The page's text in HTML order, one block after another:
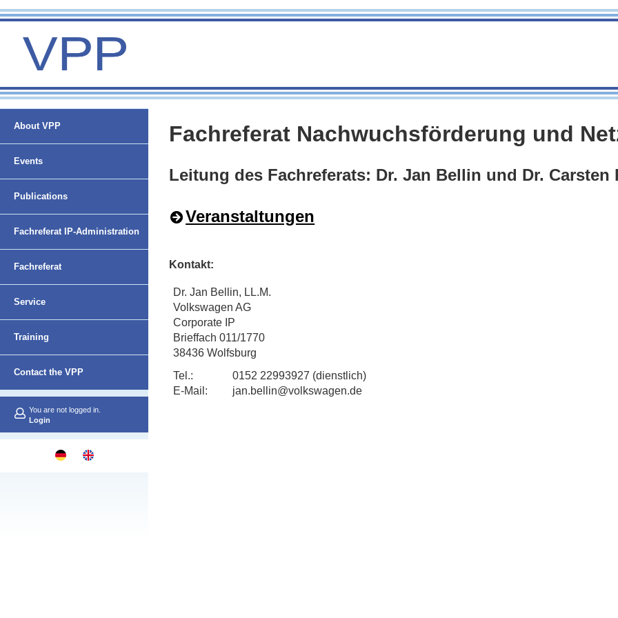
About VPP
Events
Publications
Fachreferat IP-Administration
Fachreferat
Nachwuchsförderung und
Netzwerk
Service
Training
Contact the VPP
You are not logged in.
Login
Fachreferat Nachwuchsförderung und
Leitung des Fachreferats: Dr. Jan Bellin und Dr.
Veranstaltungen
Kontakt:
Dr. Jan Bellin, LL.M.
Volkswagen AG
Corporate IP
Brieffach 011/1770
38436 Wolfsburg
Tel.:
E-Mail:
0152 22993927 (dienstlich)
jan.bellin@volkswagen.de